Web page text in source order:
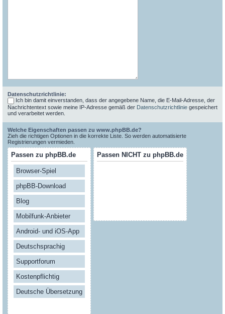
Datenschutzrichtlinie:
Ich bin damit einverstanden, dass der angegebene Name, die E-Mail-Adresse, der
Nachrichtentext sowie meine IP-Adresse gemäß der Datenschutzrichtlinie gespeichert
und verarbeitet werden.
Welche Eigenschaften passen zu www.phpBB.de?
Zieh die richtigen Optionen in die korrekte Liste. So werden automatisierte
Registrierungen vermieden.
Passen zu phpBB.de
Browser-Spiel
phpBB-Download
Blog
Mobilfunk-Anbieter
Android- und iOS-App
Deutschsprachig
Supportforum
Kostenpflichtig
Deutsche Übersetzung
Passen NICHT zu phpBB.de